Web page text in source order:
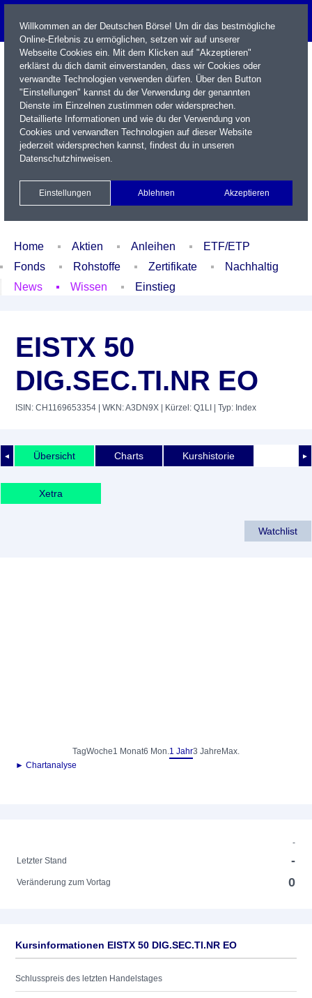
Name / WKN / ISIN / Kürzel
Xetra Realtime
Watchlist Portfolio Login
Home Aktien Anleihen
ETF/ETP
Fonds
Rohstoffe Zertifikate
Nachhaltig
News
Wissen Einstieg
EISTX 50
DIG.SEC.TI.NR EO
ISIN: CH1169653354 | WKN: A3DN9X | Kürzel: Q1LI | Typ: Index
◄ ►
Übersicht Charts Kurshistorie
Xetra
Watchlist
TagWoche1 Monat6 Mon.1 Jahr3 Jahre Max.
► Chartanalyse
-
Letzter Stand
-
Veränderung zum Vortag 0
Kursinformationen EISTX 50 DIG.SEC.TI.NR EO
Schlusspreis des letzten Handelstages
Willkommen an der Deutschen Börse! Um dir das bestmögliche
Online-Erlebnis zu ermöglichen, setzen wir auf unserer
Webseite Cookies ein. Mit dem Klicken auf "Akzeptieren"
erklärst du dich damit einverstanden, dass wir Cookies oder
verwandte Technologien verwenden dürfen. Über den Button
"Einstellungen" kannst du der Verwendung der genannten
Dienste im Einzelnen zustimmen oder widersprechen.
Detaillierte Informationen und wie du der Verwendung von
Cookies und verwandten Technologien auf dieser Website
jederzeit widersprechen kannst, findest du in unseren
Datenschutzhinweisen.
Einstellungen Ablehnen Akzeptieren